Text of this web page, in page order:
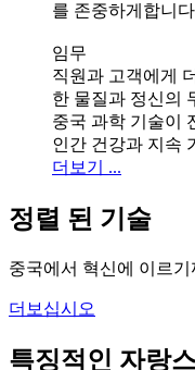
를 존중하게합니
임무
직원과 고객에게
한 물질과 정신의
중국 과학 기술이
인간 건강과 지속
더보기 ...
정렬 된 기술
중국에서 혁신에 이르기
더보십시오
특징적인 자랑